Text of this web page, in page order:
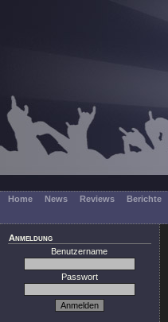
Home News Reviews Berichte
Anmeldung
Benutzername
Passwort